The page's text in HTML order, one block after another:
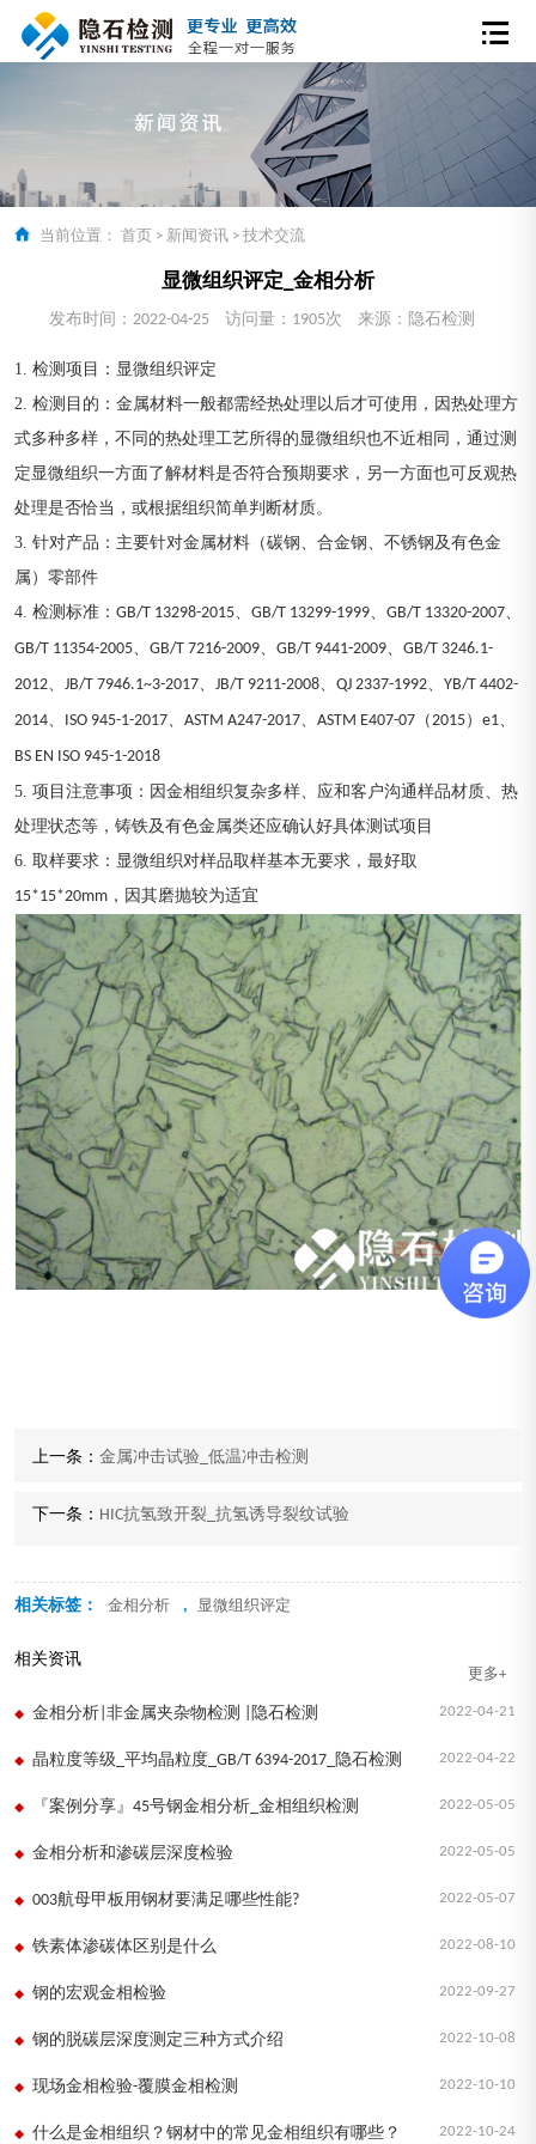
当前位置： 首页 > 新闻资讯 > 技术交流
显微组织评定_金相分析
发布时间：2022-04-25 访问量：1905次 来源：隐石检测
1. 检测项目：显微组织评定
2. 检测目的：金属材料一般都需经热处理以后才可使用，因热处理方
式多种多样，不同的热处理工艺所得的显微组织也不近相同，通过测
定显微组织一方面了解材料是否符合预期要求，另一方面也可反观热
处理是否恰当，或根据组织简单判断材质。
3. 针对产品：主要针对金属材料（碳钢、合金钢、不锈钢及有色金
属）零部件
4. 检测标准： GB/T 13298-2015 GB/T 13299-1999 GB/T 13320-2007
GB/T 11354-2005 GB/T 7216-2009 GB/T 9441-2009
GB/T 3246.1-
2012
JB/T 7946.1~3-2017 JB/T 9211-2008 QJ 2337-1992
YB/T 4402-
2014
ISO 945-1-2017 ASTM A247-2017 ASTM E407-07 （2015） e1
BS EN ISO 945-1-2018
5. 项目注意事项：因金相组织复杂多样、应和客户沟通样品材质、热
处理状态等，铸铁及有色金属类还应确认好具体测试项目
6. 取样要求：显微组织对样品取样基本无要求，最好取
15*15*20mm ，因其磨抛较为适宜
上一条： 金属冲击试验_低温冲击检测
下一条： HIC抗氢致开裂_抗氢诱导裂纹试验
相关标签： 金相分析 , 显微组织评定
相关资讯
更多+
2022-04-21
金相分析|非金属夹杂物检测 |隐石检测
2022-04-22
晶粒度等级_平均晶粒度_GB/T 6394-2017_隐石检测
2022-05-05
『案例分享』45号钢金相分析_金相组织检测
2022-05-05
金相分析和渗碳层深度检验
2022-05-07
003航母甲板用钢材要满足哪些性能?
2022-08-10
铁素体渗碳体区别是什么
2022-09-27
钢的宏观金相检验
2022-10-08
钢的脱碳层深度测定三种方式介绍
2022-10-10
​现场金相检验-覆膜金相检测
2022-10-24
什么是金相组织？钢材中的常见金相组织有哪些？